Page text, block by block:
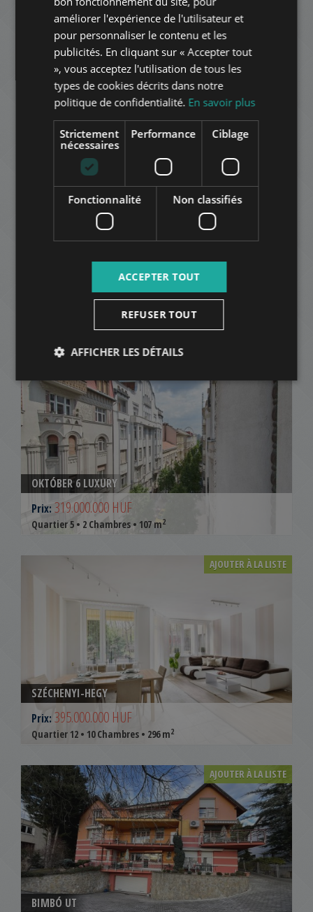
LUXURIOUS TWO-LEVEL GROUND FLOOR APARTMENT
FOR SALE IN CENTRAL MA
Prix:285.000.000 HUF
Quartier 11 • 3 Chambres • 140 m2
AJOUTER À LA LISTE
LUXURY IN THE DOWNTOWN
289.000.000 HUF
Quartier 5 • 2 Chambres • 121 m2
OKTÓBER 6 LUXURY
Prix: 319.000.000 HUF
Quartier 5 • 2 Chambres • 107 m2
AJOUTER À LA LISTE
SZÉCHENYI-HEGY
Prix: 395.000.000 HUF
Quartier 12 • 10 Chambres • 296 m2
AJOUTER À LA LISTE
BIMBÓ UT
FRENCH
ITALIAN
RUSSIAN
ARABIC
améliorer l'expérience de l'utilisateur et
pour personnaliser le contenu et les
publicités. En cliquant sur « Accepter tout
», vous acceptez l'utilisation de tous les
types de cookies décrits dans notre
politique de confidentialité. En savoir plus
Strictement
nécessaires
Performance Ciblage
Fonctionnalité Non classifiés
ACCEPTER TOUT
REFUSER TOUT
AFFICHER LES DÉTAILS